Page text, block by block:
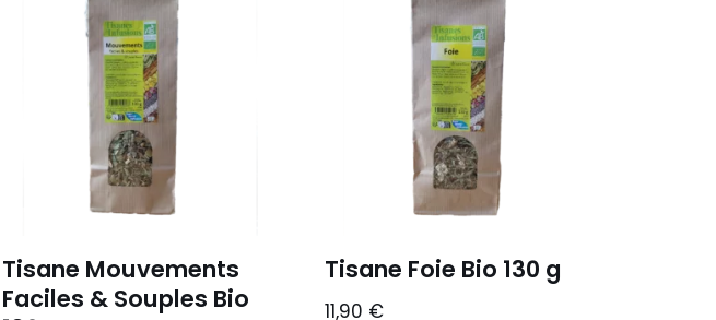
Tisane Mouvements
Faciles & Souples Bio
Tisane Foie Bio 130 g
11,90 €